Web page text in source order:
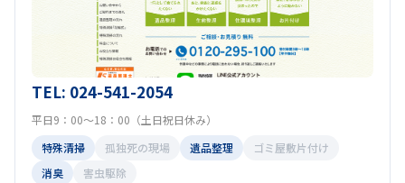
TEL: 024-541-2054
平日9：00～18：00（土日祝日休み）
特殊清掃
孤独死の現場 遺品整理
ゴミ屋敷片付け
消臭
害虫駆除